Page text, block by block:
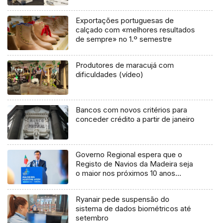
Exportações portuguesas de
calçado com «melhores resultados
de sempre» no 1.º semestre
Produtores de maracujá com
dificuldades (vídeo)
Bancos com novos critérios para
conceder crédito a partir de janeiro
Governo Regional espera que o
Registo de Navios da Madeira seja
o maior nos próximos 10 anos
Ryanair pede suspensão do
sistema de dados biométricos até
setembro